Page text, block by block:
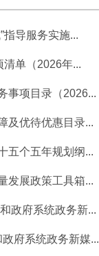
指导服务实施...
清单（2026年...
事项目录（2026...
及优待优惠目录...
五个五年规划纲...
发展政策工具箱...
政府系统政务新...
府系统政务新媒...